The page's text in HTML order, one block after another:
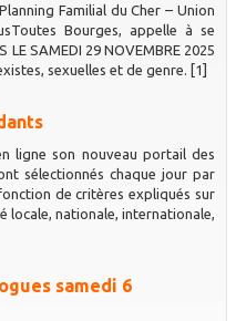
Familial du Cher – Union
Bourges, appelle à se
LE SAMEDI 29 NOVEMBRE 2025
sexuelles et de genre. [1]
ligne son nouveau portail des
sélectionnés chaque jour par
de critères expliqués sur
locale, nationale, internationale,
samedi 6